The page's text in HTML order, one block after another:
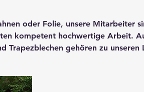
oder Folie, unsere Mitarbeiter
kompetent hochwertige Arbeit.
Trapezblechen gehören zu unseren